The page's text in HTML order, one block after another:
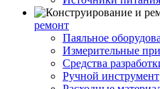
ремонт
Паяльное
Измерительные
Средства
Ручной инструмент